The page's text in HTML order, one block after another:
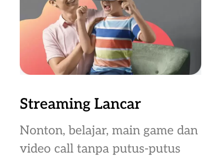
Streaming Lancar
Nonton, belajar, main game dan
video call tanpa putus-putus